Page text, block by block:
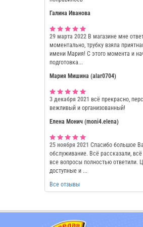
Галина Иванова
29 марта 2022 В магазине мне
моментально, трубку взяла
имени Мария! С этого момента и
подготовка...
Мария Мишина (alar0704)
3 декабря 2021 всё прекрасно,
вежливый и организованный!
Елена Монич (moni4.elena)
25 ноября 2021 Спасибо большое
обслуживание. Всё рассказали,
все вопросы полностью ответили.
доступные и ...
Все отзывы